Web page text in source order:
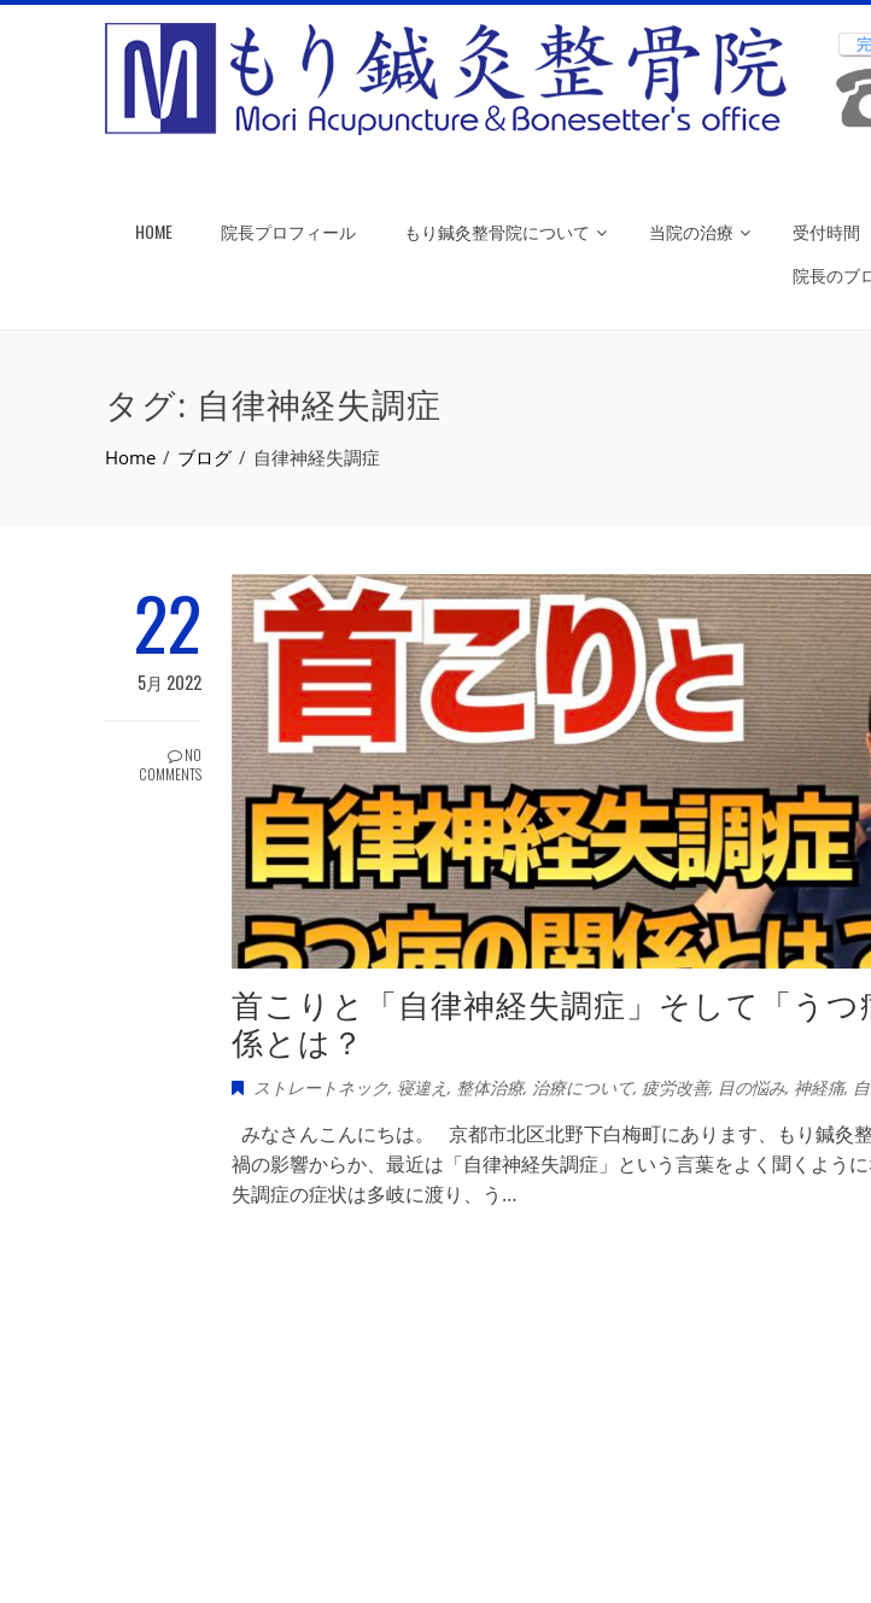
HOME 院長プロフィール もり鍼灸整骨院について 当院の治療 受付時間
院長のブ
タグ: 自律神経失調症
Home ブログ 自律神経失調症
22
5月 2022
NO
COMMENTS
首こりと「自律神経失調症」そして「うつ
係とは？
ストレートネック, 寝違え, 整体治療, 治療について, 疲労改善, 目の悩み, 神経痛,
みなさんこんにちは。 京都市北区北野下白梅町にあります、もり鍼灸
禍の影響からか、最近は「自律神経失調症」という言葉をよく聞くよう
失調症の症状は多岐に渡り、う…